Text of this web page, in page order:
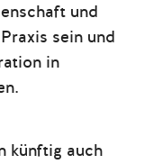
und
sein und
in
künftig auch